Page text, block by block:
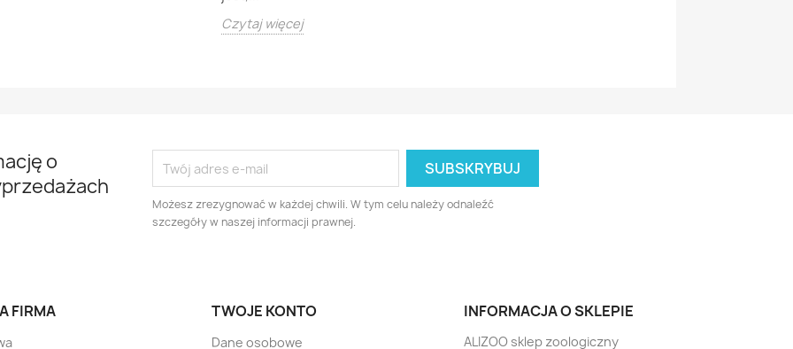
Czytaj więcej
o
Możesz zrezygnować w każdej chwili. W tym celu należy odnaleźć
szczegóły w naszej informacji prawnej.
FIRMA TWOJE KONTO
Dane osobowe
INFORMACJA O SKLEPIE
ALIZOO sklep zoologiczny